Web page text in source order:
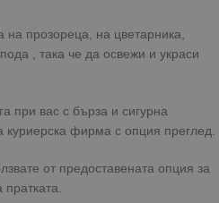
прозореца, на цветарника,
, така че да освежи и украси
при вас с бърза и сигурна
фирма с опция преглед.
от предоставената опция за